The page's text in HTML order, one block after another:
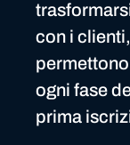
con i
ogni fase
prima